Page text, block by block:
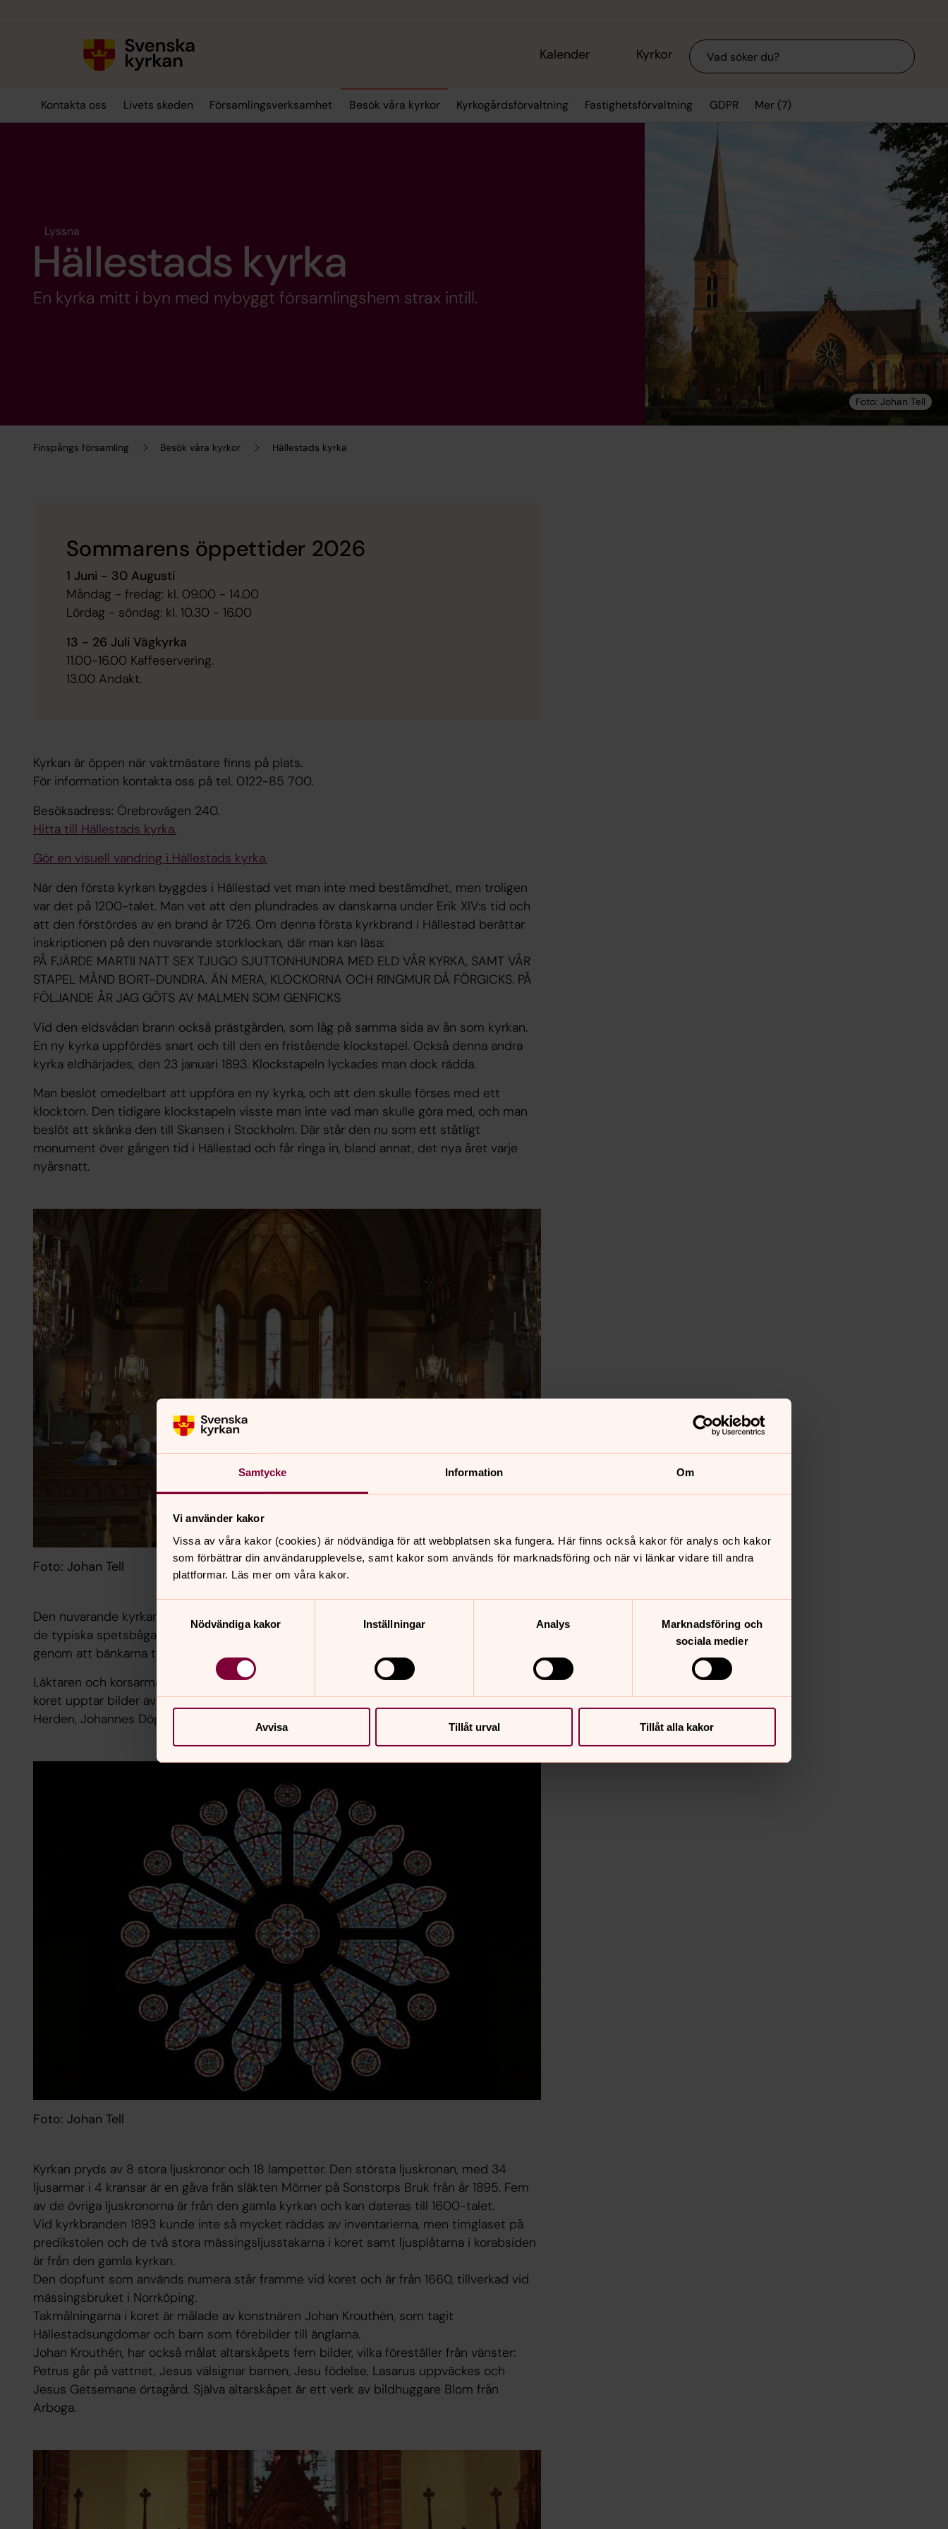
Samtycke Information Om
Vi använder kakor
Vissa av våra kakor (cookies) är nödvändiga för att webbplatsen ska fungera. Här finns också kakor för analys och kakor
som förbättrar din användarupplevelse, samt kakor som används för marknadsföring och när vi länkar vidare till andra
plattformar. Läs mer om våra kakor.
Nödvändiga kakor
Inställningar Analys
Marknadsföring och
sociala medier
Avvisa Tillåt urval Tillåt alla kakor
Kalender Kyrkor Sök
Kontakta oss Livets skeden Församlingsverksamhet Besök våra kyrkor Kyrkogårdsförvaltning Fastighetsförvaltning GDPR Mer (7)
Finspångs församling Besök våra kyrkor Hällestads kyrka
Lyssna
Hällestads kyrka
En kyrka mitt i byn med nybyggt församlingshem strax intill.
Sommarens öppettider 2026
1 Juni - 30 Augusti
Måndag - fredag: kl. 09.00 - 14.00
Lördag - söndag: kl. 10.30 - 16.00
13 - 26 Juli Vägkyrka
11.00-16.00 Kaffeservering.
13.00 Andakt.
Kyrkan är öppen när vaktmästare finns på plats.
För information kontakta oss på tel. 0122-85 700.
Besöksadress: Örebrovägen 240.
Hitta till Hällestads kyrka.
Gör en visuell vandring i Hällestads kyrka.
När den första kyrkan byggdes i Hällestad vet man inte med bestämdhet, men troligen
var det på 1200-talet. Man vet att den plundrades av danskarna under Erik XIV:s tid och
att den förstördes av en brand år 1726. Om denna första kyrkbrand i Hällestad berättar
inskriptionen på den nuvarande storklockan, där man kan läsa:
PÅ FJÄRDE MARTII NATT SEX TJUGO SJUTTONHUNDRA MED ELD VÅR KYRKA, SAMT VÅR
STAPEL MÅND BORT-DUNDRA. ÄN MERA, KLOCKORNA OCH RINGMUR DÅ FÖRGICKS. PÅ
FÖLJANDE ÅR JAG GÖTS AV MALMEN SOM GENFICKS
Vid den eldsvådan brann också prästgården, som låg på samma sida av ån som kyrkan.
En ny kyrka uppfördes snart och till den en fristående klockstapel. Också denna andra
kyrka eldhärjades, den 23 januari 1893. Klockstapeln lyckades man dock rädda.
Man beslöt omedelbart att uppföra en ny kyrka, och att den skulle förses med ett
klocktorn. Den tidigare klockstapeln visste man inte vad man skulle göra med, och man
beslöt att skänka den till Skansen i Stockholm. Där står den nu som ett ståtligt
monument över gången tid i Hällestad och får ringa in, bland annat, det nya året varje
nyårsnatt.
Foto: Johan Tell
Den nuvarande kyrkan invigdes år 1895. Den är byggd som en korskyrka i gotisk stil med
de typiska spetsbågarna i alla valv. Från början rymde kyrkan c:a 900 personer, men
genom att bänkarna tagits bort i sidoskeppet, rymmer kyrkan i dag c:a 500 personer.
Läktaren och korsarmarna är försedda med underbart vackra rosettfönster. Fönstren i
koret upptar bilder av från vänster: Moses med lagens tavlor, Jesus som den gode
Herden, Johannes Döparen och Martin Luther.
Foto: Johan Tell
Kyrkan pryds av 8 stora ljuskronor och 18 lampetter. Den största ljuskronan, med 34
ljusarmar i 4 kransar är en gåva från släkten Mörner på Sonstorps Bruk från år 1895. Fem
av de övriga ljuskronorna är från den gamla kyrkan och kan dateras till 1600-talet.
Vid kyrkbranden 1893 kunde inte så mycket räddas av inventarierna, men timglaset på
predikstolen och de två stora mässingsljusstakarna i koret samt ljusplåtarna i korabsiden
är från den gamla kyrkan.
Den dopfunt som används numera står framme vid koret och är från 1660, tillverkad vid
mässingsbruket i Norrköping.
Takmålningarna i koret är målade av konstnären Johan Krouthén, som tagit
Hällestadsungdomar och barn som förebilder till änglarna.
Johan Krouthén, har också målat altarskåpets fem bilder, vilka föreställer från vänster:
Petrus går på vattnet, Jesus välsignar barnen, Jesu födelse, Lasarus uppväckes och
Jesus Getsemane örtagård. Själva altarskåpet är ett verk av bildhuggare Blom från
Arboga.